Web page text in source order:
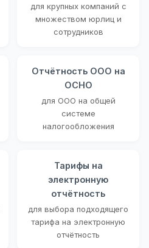
для крупных компаний с
множеством юрлиц и
сотрудников
Отчётность ООО на
ОСНО
для ООО на общей
системе
налогообложения
Тарифы на
электронную
отчётность
для выбора подходящего
тарифа на электронную
отчётность